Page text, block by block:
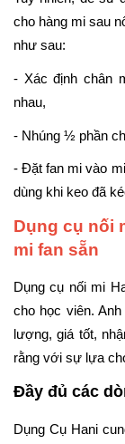
cho hàng mi sau
như sau:
- Xác định chân
nhau,
- Nhúng ½ phần
- Đặt fan mi vào
dùng khi keo đã
Dụng cụ nối
mi fan sẵn
Dụng cụ nối mi
cho học viên.
lượng, giá tốt,
rằng với sự lựa
Đầy đủ các
Dụng Cụ Hani